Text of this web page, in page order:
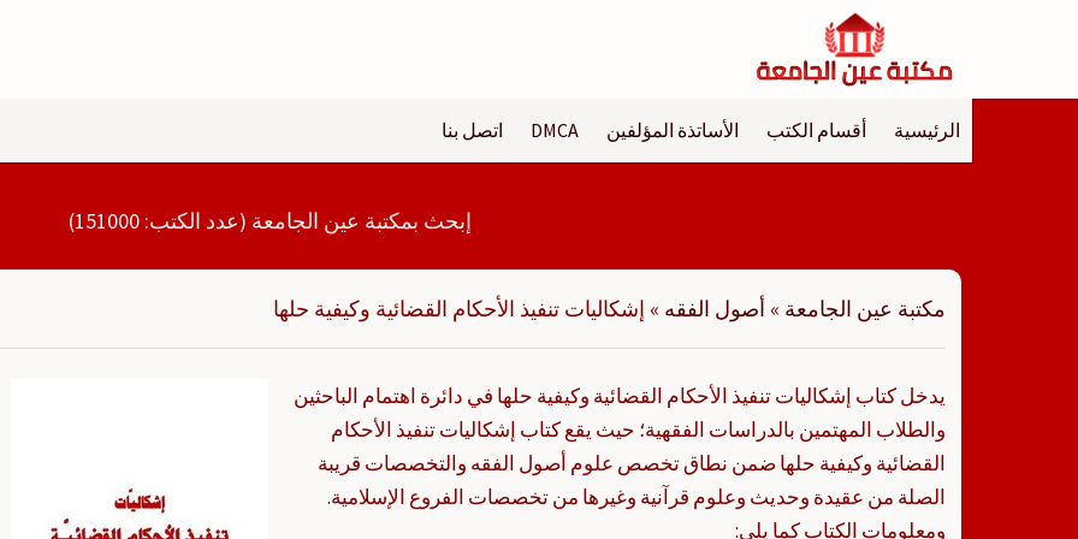
الرئيسية أقسام الكتب الأساتذة المؤلفين DMCA اتصل بنا
إبحث بمكتبة عين الجامعة (عدد الكتب: 151000)
مكتبة عين الجامعة » أصول الفقه » إشكاليات تنفيذ الأحكام القضائية وكيفية حلها
يدخل كتاب إشكاليات تنفيذ الأحكام القضائية وكيفية حلها في دائرة اهتمام الباحثين
والطلاب المهتمين بالدراسات الفقهية؛ حيث يقع كتاب إشكاليات تنفيذ الأحكام
القضائية وكيفية حلها ضمن نطاق تخصص علوم أصول الفقه والتخصصات قريبة
الصلة من عقيدة وحديث وعلوم قرآنية وغيرها من تخصصات الفروع الإسلامية.
ومعلومات الكتاب كما يلي: